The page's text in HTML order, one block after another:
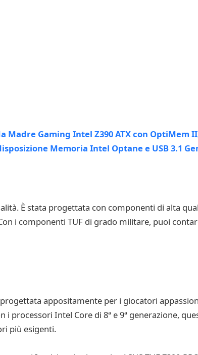
È stata progettata con componenti di alta
i componenti TUF di grado militare, puoi
progettata appositamente per i giocatori
i processori Intel Core di 8ª e 9ª generazione,
più esigenti.